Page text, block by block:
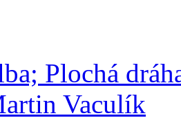
Plochá
Vaculík